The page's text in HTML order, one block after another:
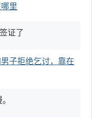
里
证了
子拒绝乞讨，靠在